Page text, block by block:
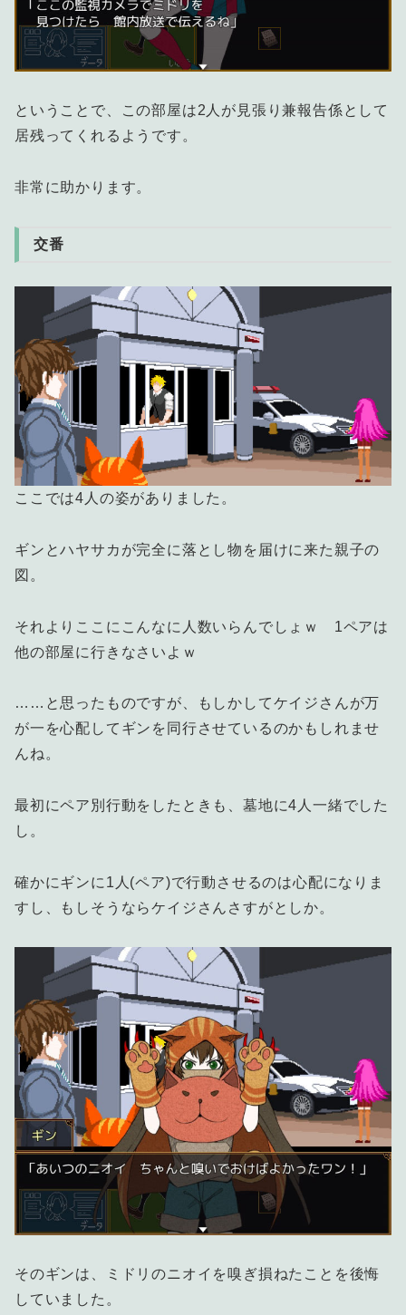
ということで、この部屋は2人が見張り兼報告係として
居残ってくれるようです。
非常に助かります。
交番
ここでは4人の姿がありました。
ギンとハヤサカが完全に落とし物を届けに来た親子の
図。
それよりここにこんなに人数いらんでしょｗ 1ペアは
他の部屋に行きなさいよｗ
……と思ったものですが、もしかしてケイジさんが万
が一を心配してギンを同行させているのかもしれませ
んね。
最初にペア別行動をしたときも、墓地に4人一緒でした
し。
確かにギンに1人(ペア)で行動させるのは心配になりま
すし、もしそうならケイジさんさすがとしか。
そのギンは、ミドリのニオイを嗅ぎ損ねたことを後悔
していました。